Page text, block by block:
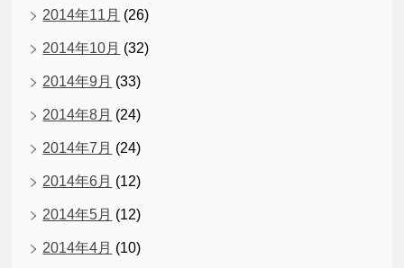
2014年11月 (26)
2014年10月 (32)
2014年9月 (33)
2014年8月 (24)
2014年7月 (24)
2014年6月 (12)
2014年5月 (12)
2014年4月 (10)